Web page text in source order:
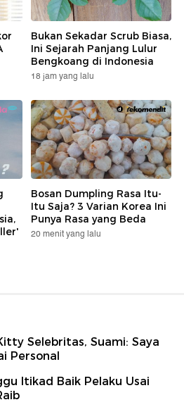
Bukan Sekadar Scrub Biasa,
Ini Sejarah Panjang Lulur
Bengkoang di Indonesia
18 jam yang lalu
Bosan Dumpling Rasa Itu-
Itu Saja? 3 Varian Korea Ini
Punya Rasa yang Beda
20 menit yang lalu
Selebritas, Suami: Saya
Personal
Itikad Baik Pelaku Usai